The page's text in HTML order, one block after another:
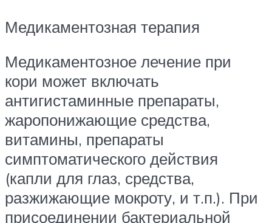
Медикаментозная терапия
Медикаментозное лечение при
кори может включать
антигистаминные препараты,
жаропонижающие средства,
витамины, препараты
симптоматического действия
(капли для глаз, средства,
разжижающие мокроту, и т.п.). При
присоединении бактериальной